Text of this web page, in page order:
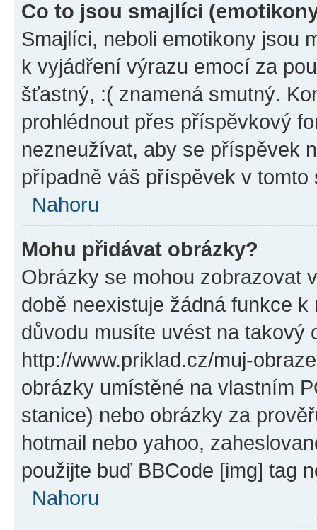
Co to jsou smajlíci
Smajlíci, neboli emotikony jsou
k vyjádření výrazu emocí za
šťastný, :( znamená smutný.
prohlédnout přes příspěvkový
nezneužívat, aby se příspěvek
případně váš příspěvek v tomto
Nahoru
Mohu přidávat obrázky?
Obrázky se mohou zobrazovat
době neexistuje žádná funkce
důvodu musíte uvést na takový
http://www.priklad.cz/muj-
obrázky umístěné na vlastním
stanice) nebo obrázky za
hotmail nebo yahoo,
použijte buď BBCode [img] tag
Nahoru